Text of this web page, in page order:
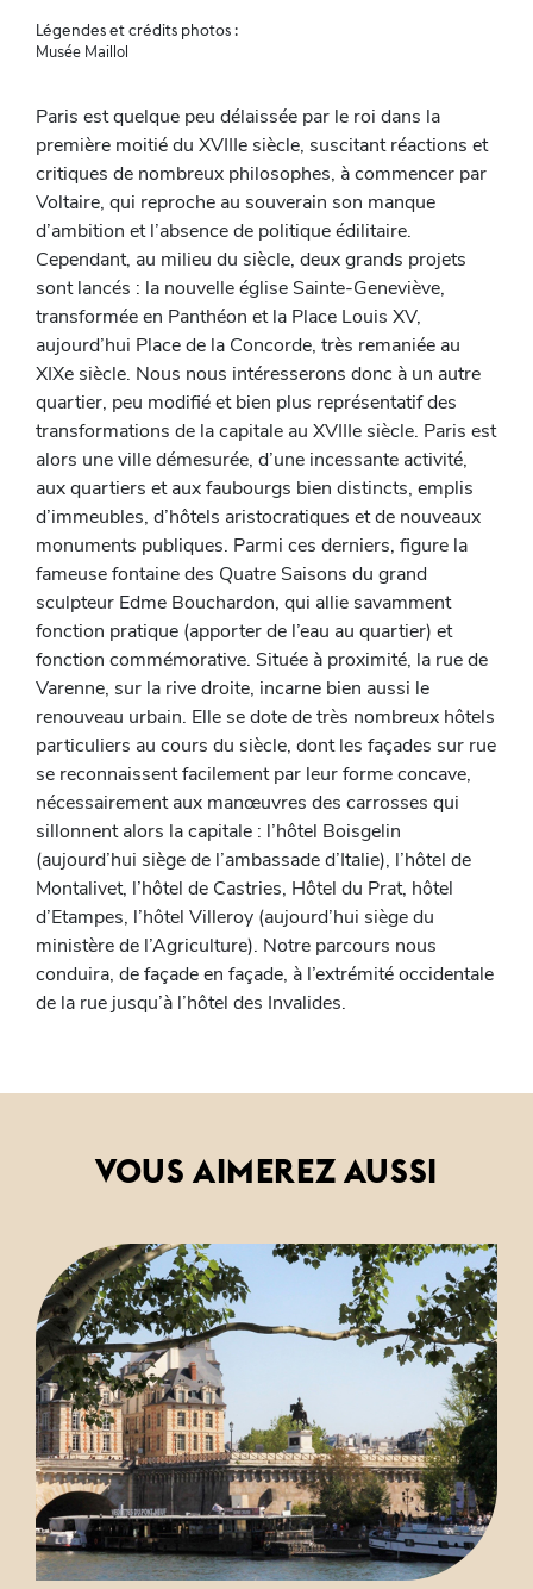
Légendes et crédits photos :
Musée Maillol
Paris est quelque peu délaissée par le roi dans la
première moitié du XVIIIe siècle, suscitant réactions et
critiques de nombreux philosophes, à commencer par
Voltaire, qui reproche au souverain son manque
d’ambition et l’absence de politique édilitaire.
Cependant, au milieu du siècle, deux grands projets
sont lancés : la nouvelle église Sainte-Geneviève,
transformée en Panthéon et la Place Louis XV,
aujourd’hui Place de la Concorde, très remaniée au
XIXe siècle. Nous nous intéresserons donc à un autre
quartier, peu modifié et bien plus représentatif des
transformations de la capitale au XVIIIe siècle. Paris est
alors une ville démesurée, d’une incessante activité,
aux quartiers et aux faubourgs bien distincts, emplis
d’immeubles, d’hôtels aristocratiques et de nouveaux
monuments publiques. Parmi ces derniers, figure la
fameuse fontaine des Quatre Saisons du grand
sculpteur Edme Bouchardon, qui allie savamment
fonction pratique (apporter de l’eau au quartier) et
fonction commémorative. Située à proximité, la rue de
Varenne, sur la rive droite, incarne bien aussi le
renouveau urbain. Elle se dote de très nombreux hôtels
particuliers au cours du siècle, dont les façades sur rue
se reconnaissent facilement par leur forme concave,
nécessairement aux manœuvres des carrosses qui
sillonnent alors la capitale : l’hôtel Boisgelin
(aujourd’hui siège de l’ambassade d’Italie), l’hôtel de
Montalivet, l’hôtel de Castries, Hôtel du Prat, hôtel
d’Etampes, l’hôtel Villeroy (aujourd’hui siège du
ministère de l’Agriculture). Notre parcours nous
conduira, de façade en façade, à l’extrémité occidentale
de la rue jusqu’à l’hôtel des Invalides.
VOUS AIMEREZ AUSSI